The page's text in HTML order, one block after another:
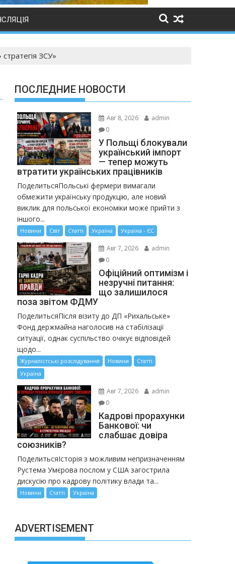
ЗСУ»
ПОСЛЕДНИЕ НОВОСТИ
Авг 8, 2026
admin
0
У Польщі блокували
український імпорт
— тепер можуть
втратити українських працівників
ПоделитьсяПольські фермери вимагали
обмежити українську продукцію, але новий
виклик для польської економіки може прийти з
іншого...
Новини Світ Статті Україна Україна - ЄС
Авг 7, 2026
admin
0
Офіційний оптимізм і
незручні питання:
що залишилося
поза звітом ФДМУ
ПоделитьсяПісля візиту до ДП «Рихальське»
Фонд держмайна наголосив на стабілізації
ситуації, однак суспільство очікує відповідей
щодо...
Журналістські розслідування Новини
Статті
Україна
Авг 7, 2026
admin
0
Кадрові прорахунки
Банкової: чи
слабшає довіра
союзників?
ПоделитьсяІсторія з можливим непризначенням
Рустема Умєрова послом у США загострила
дискусію про кадрову політику влади та...
Новини Статті Україна
ADVERTISEMENT